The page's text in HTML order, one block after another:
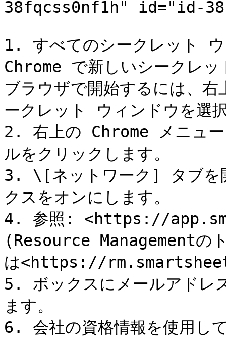
38fqcss0nf1h" id="id-
1. すべてのシークレット
Chrome で新しいシークレ
ブラウザで開始するには、
ークレット ウィンドウを選
2. 右上の Chrome メニュ
ルをクリックします。
3. \[ネットワーク] タブを
クスをオンにします。
4. 参照: <https://
(Resource Managementの
は<https://
5. ボックスにメールアドレ
ます。
6. 会社の資格情報を使用し